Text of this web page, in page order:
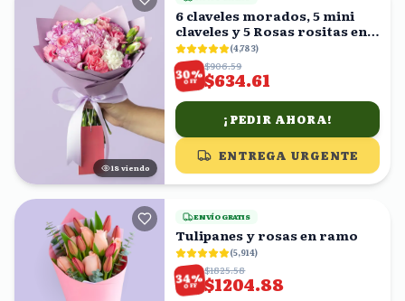
18 viendo
6 claveles morados, 5 mini
claveles y 5 Rosas rositas en
ramo
(4,783)
30%
OFF
$906.59
$634.61
¡PEDIR AHORA!
ENTREGA URGENTE
ENVÍO GRATIS
Tulipanes y rosas en ramo
(5,914)
34%
OFF
$1825.58
$1204.88